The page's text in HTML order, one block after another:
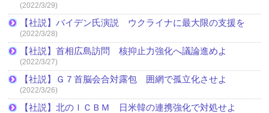
(2022/3/29)
【社説】バイデン氏演説 ウクライナに最大限の支援を
(2022/3/28)
【社説】首相広島訪問 核抑止力強化へ議論進めよ
(2022/3/27)
【社説】Ｇ７首脳会合対露包 囲網で孤立化させよ
(2022/3/26)
【社説】北のＩＣＢＭ 日米韓の連携強化で対処せよ